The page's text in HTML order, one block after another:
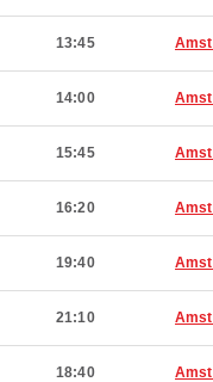
13:45
14:00
15:45
16:20
19:40
21:10
18:40